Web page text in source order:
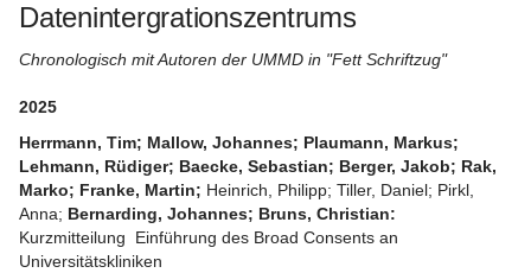
PR
Stellenangebote
Services
Transferstelle
Impressum
Themen
Datenintergrationszentrums
Chronologisch mit Autoren der UMMD in "Fett Schriftzug"
2025
Herrmann, Tim; Mallow, Johannes; Plaumann, Markus;
Lehmann, Rüdiger; Baecke, Sebastian; Berger, Jakob; Rak,
Marko; Franke, Martin; Heinrich, Philipp; Tiller, Daniel; Pirkl,
Anna; Bernarding, Johannes; Bruns, Christian:
Kurzmitteilung Einführung des Broad Consents an
Universitätskliniken